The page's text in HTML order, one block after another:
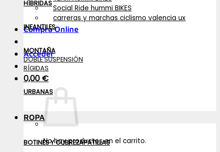
Social Ride hummi BIKES
carreras y marchas ciclismo valencia ux
Compra Online
Acceder
0,00 €
No hay productos en el carrito.
HÍBRIDAS
INFANTILES
MONTAÑA
DOBLE SUSPENSIÓN
RÍGIDAS
URBANAS
ROPA
BOTINES Y CUBREZAPATILLAS